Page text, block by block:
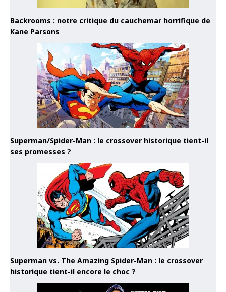
Backrooms : notre critique du cauchemar horrifique de
Kane Parsons
Superman/Spider-Man : le crossover historique tient-il
ses promesses ?
Superman vs. The Amazing Spider-Man : le crossover
historique tient-il encore le choc ?